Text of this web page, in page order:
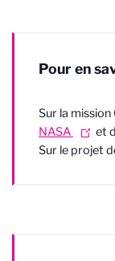
Pour en
Sur la mission
NASA
et
Sur le projet